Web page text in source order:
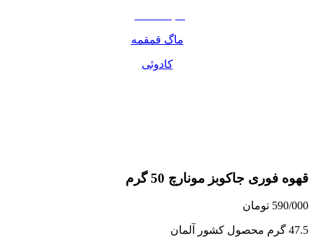
ماگ قمقمه
کادوئی
قهوه فوری جاکوبز مونارچ 50 گرم
590/000 تومان
47.5 گرم محصول کشور آلمان